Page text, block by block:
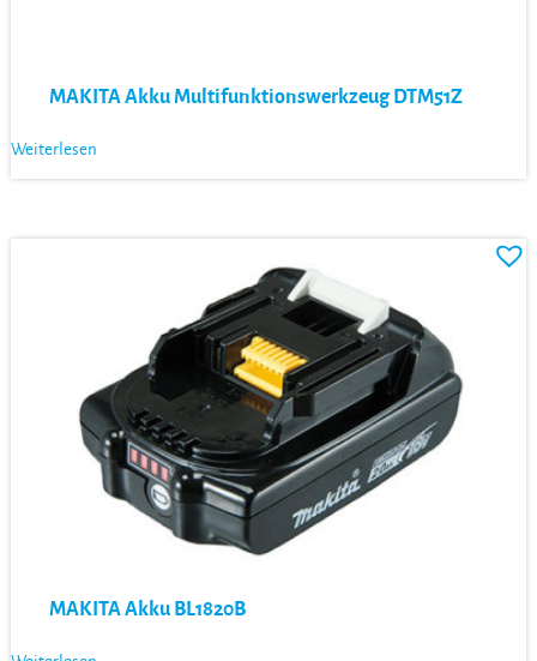
MAKITA Akku Multifunktionswerkzeug DTM51Z
Weiterlesen
MAKITA Akku BL1820B